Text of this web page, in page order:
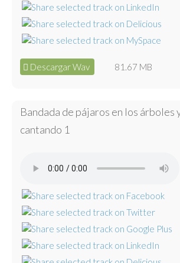
Descargar Wav 81.67 MB
Bandada de pájaros en los árboles
cantando 1